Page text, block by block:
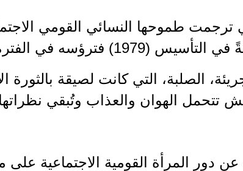
ترجمت طموحها النسائي القومي
فترؤسه في الفترة 1993 - 1997.
الصلبة، التي كانت لصيقة بالثورة
تتحمل الهوان والعذاب وتُبقي
دور المرأة القومية الاجتماعية